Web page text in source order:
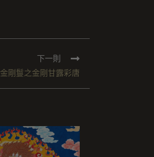
下一則
金剛鬘之金剛甘露彩唐